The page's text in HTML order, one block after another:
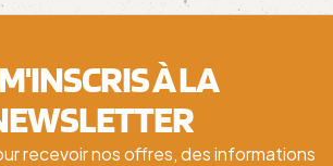
À LA
recevoir nos offres, des informations